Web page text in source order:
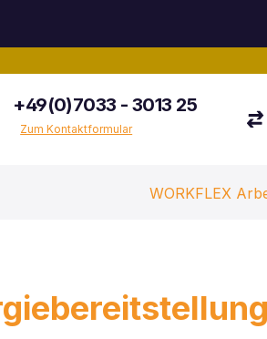
+49(0)7033 - 3013 25
Zum Kontaktformular
WORKFLEX